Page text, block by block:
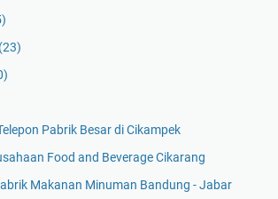
(23)
Pabrik Besar di Cikampek
Food and Beverage Cikarang
Makanan Minuman Bandung - Jabar